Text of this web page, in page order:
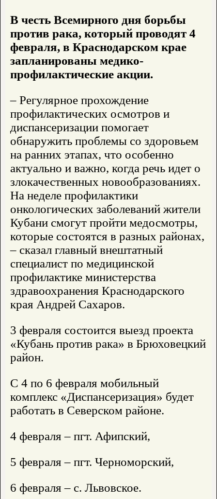
В честь Всемирного дня борьбы
против рака, который проводят 4
февраля, в Краснодарском крае
запланированы медико-
профилактические акции.
– Регулярное прохождение
профилактических осмотров и
диспансеризации помогает
обнаружить проблемы со здоровьем
на ранних этапах, что особенно
актуально и важно, когда речь идет о
злокачественных новообразованиях.
На неделе профилактики
онкологических заболеваний жители
Кубани смогут пройти медосмотры,
которые состоятся в разных районах,
– сказал главный внештатный
специалист по медицинской
профилактике министерства
здравоохранения Краснодарского
края Андрей Сахаров.
3 февраля состоится выезд проекта
«Кубань против рака» в Брюховецкий
район.
С 4 по 6 февраля мобильный
комплекс «Диспансеризация» будет
работать в Северском районе.
4 февраля – пгт. Афипский,
5 февраля – пгт. Черноморский,
6 февраля – с. Львовское.